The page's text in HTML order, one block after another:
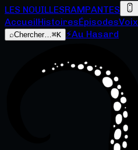
LES NOUILLESRAMPANTES
AccueilHistoiresÉpisodesVoix
⌕Chercher…⌘K ⚡Au Hasard